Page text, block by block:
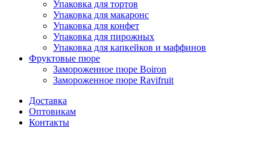
Упаковка для тортов
Упаковка для макаронс
Упаковка для конфет
Упаковка для пирожных
Упаковка для капкейков и маффинов
Фруктовые пюре
Замороженное пюре Boiron
Замороженное пюре Ravifruit
Доставка
Оптовикам
Контакты